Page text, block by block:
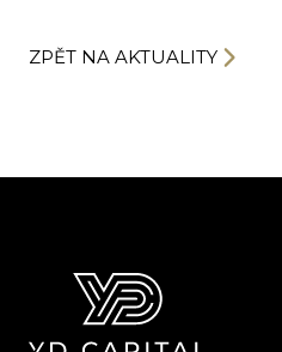
ZPĚT NA AKTUALITY